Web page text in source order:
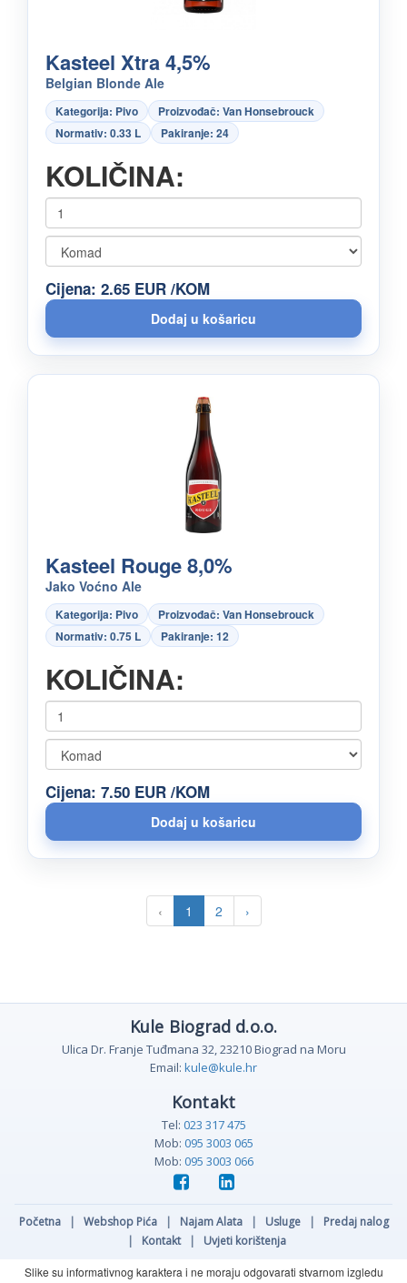
Kasteel Xtra 4,5%
Belgian Blonde Ale
Kategorija: Pivo
Proizvođač: Van Honsebrouck
Normativ: 0.33 L
Pakiranje: 24
KOLIČINA:
Cijena: 2.65 EUR /KOM
Kasteel Rouge 8,0%
Jako Voćno Ale
Kategorija: Pivo
Proizvođač: Van Honsebrouck
Normativ: 0.75 L
Pakiranje: 12
KOLIČINA:
Cijena: 7.50 EUR /KOM
‹ 1 2 ›
Kule Biograd d.o.o.
Ulica Dr. Franje Tuđmana 32, 23210 Biograd na Moru
Email: kule@kule.hr
Kontakt
Tel: 023 317 475
Mob: 095 3003 065
Mob: 095 3003 066
Početna | Webshop Pića | Najam Alata | Usluge |
Predaj nalog
|
Kontakt |
Uvjeti korištenja
Slike su informativnog karaktera i ne moraju odgovarati stvarnom izgledu